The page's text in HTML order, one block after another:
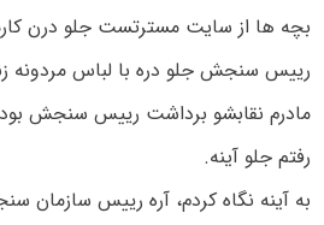
بچه ها از سایت مسترتست جلو درن
رییس سنجش جلو دره با لباس مردونه
مادرم نقابشو برداشت رییس سنجش
رفتم جلو آینه.
به آینه نگاه کردم، آره رییس سازمان